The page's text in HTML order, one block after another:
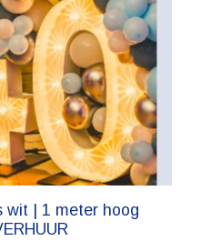
wit | 1 meter hoog